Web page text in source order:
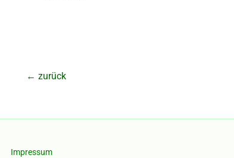
← zurück
Impressum